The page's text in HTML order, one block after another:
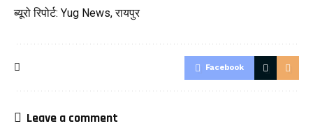
ब्यूरो रिपोर्ट: Yug News, रायपुर
Facebook
Leave a comment